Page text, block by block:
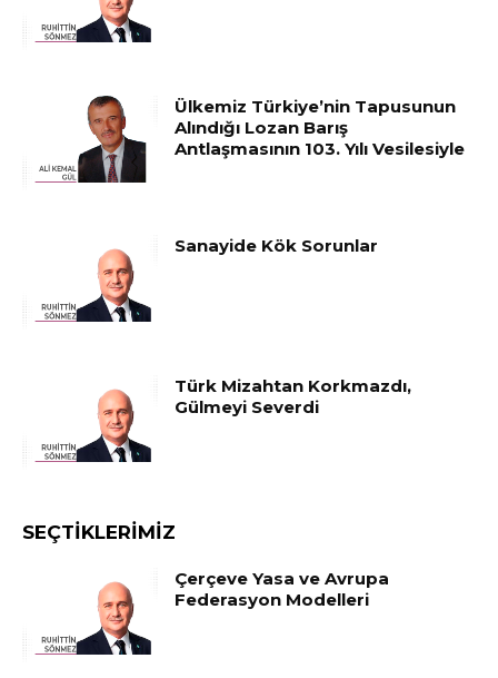
Ülkemiz Türkiye’nin Tapusunun
Alındığı Lozan Barış
Antlaşmasının 103. Yılı Vesilesiyle
Sanayide Kök Sorunlar
Türk Mizahtan Korkmazdı,
Gülmeyi Severdi
SEÇTIKLERIMIZ
Çerçeve Yasa ve Avrupa
Federasyon Modelleri